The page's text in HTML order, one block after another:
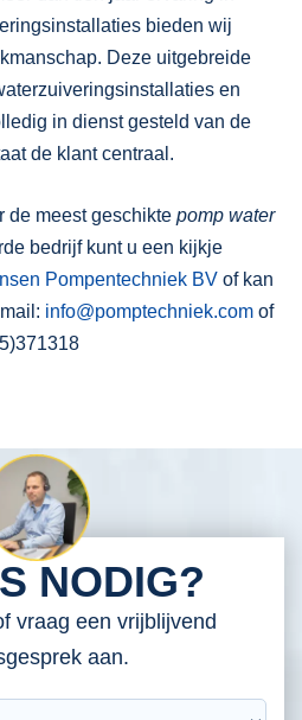
bieden wij
Deze uitgebreide
en
in dienst gesteld van de
de klant centraal.
de meest geschikte pomp water
bedrijf kunt u een kijkje
Pompentechniek BV of kan
info@pomptechniek.com of
NODIG?
vraag een vrijblijvend
aan.